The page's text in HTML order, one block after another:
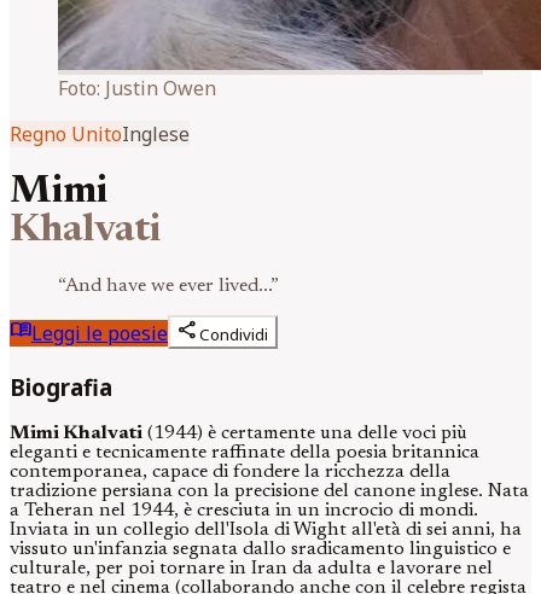
Foto: Justin Owen
Regno UnitoInglese
Mimi
Khalvati
“And have we ever lived...”
menu_bookLeggi le poesie shareCondividi
Biografia
Mimi Khalvati (1944) è certamente una delle voci più
eleganti e tecnicamente raffinate della poesia britannica
contemporanea, capace di fondere la ricchezza della
tradizione persiana con la precisione del canone inglese. Nata
a Teheran nel 1944, è cresciuta in un incrocio di mondi.
Inviata in un collegio dell'Isola di Wight all'età di sei anni, ha
vissuto un'infanzia segnata dallo sradicamento linguistico e
culturale, per poi tornare in Iran da adulta e lavorare nel
teatro e nel cinema (collaborando anche con il celebre regista